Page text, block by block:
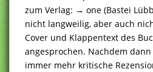
zum Verlag: → one (Bastei
nicht langweilig, aber auch
Cover und Klappentext des
angesprochen. Nachdem
immer mehr kritische